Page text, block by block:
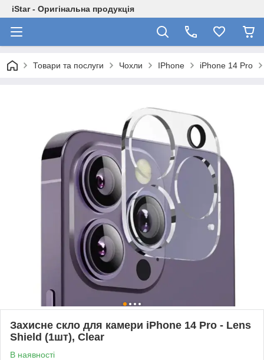
iStar - Оригінальна продукція
Товари та послуги Чохли IPhone iPhone 14 Pro
Захисне скло для камери iPhone 14 Pro - Lens
Shield (1шт), Clear
В наявності